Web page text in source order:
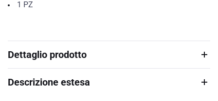
1 PZ
Dettaglio prodotto
Descrizione estesa